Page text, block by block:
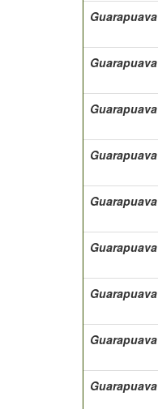
Guarapuava
Guarapuava
Guarapuava
Guarapuava
Guarapuava
Guarapuava
Guarapuava
Guarapuava
Guarapuava